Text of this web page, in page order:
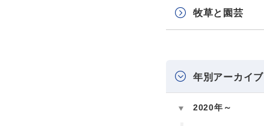
牧草と園芸
年別アーカイブ
2020年～